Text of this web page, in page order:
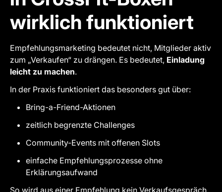
wirklich funktioniert
Empfehlungsmarketing bedeutet nicht, Mitglieder aktiv
zum „Verkaufen“ zu drängen. Es bedeutet, Einladung
leicht zu machen.
In der Praxis funktioniert das besonders gut über:
Bring-a-Friend-Aktionen
zeitlich begrenzte Challenges
Community-Events mit offenen Slots
einfache Empfehlungsprozesse ohne
Erklärungsaufwand